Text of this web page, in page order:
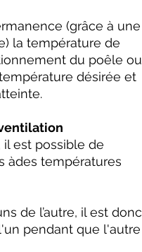
(grâce à une
la température de
du poêle ou
désirée et
est possible de
àdes températures
de l’autre, il est donc
pendant que l'autre